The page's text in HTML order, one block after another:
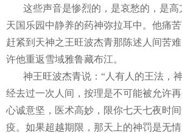
这些声音是惨烈的，是哀愁的，是
天国乐园中静养的药神弥拉耳中。他痛苦
赶紧到天神之王旺波杰青那陈述人间苦
许他重返雪域雅鲁藏布江。
神王旺波杰青说：“人有人的王法，
经去过一次人间，按理是不可能被允许
心诚意坚，医术高妙，限你七天七夜时
疫。如果超越期限，那天上的神罚是无